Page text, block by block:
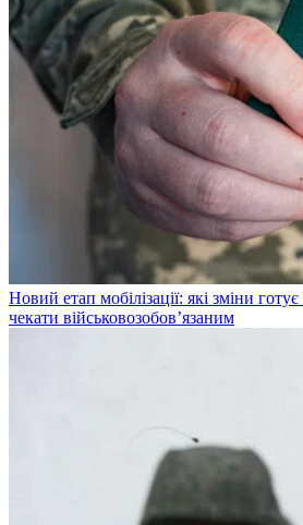
Новий етап мобілізації: які зміни
чекати військовозобов’язаним